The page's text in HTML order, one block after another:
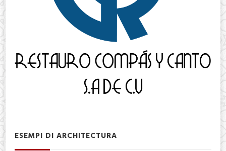
ESEMPI DI ARCHITECTURA